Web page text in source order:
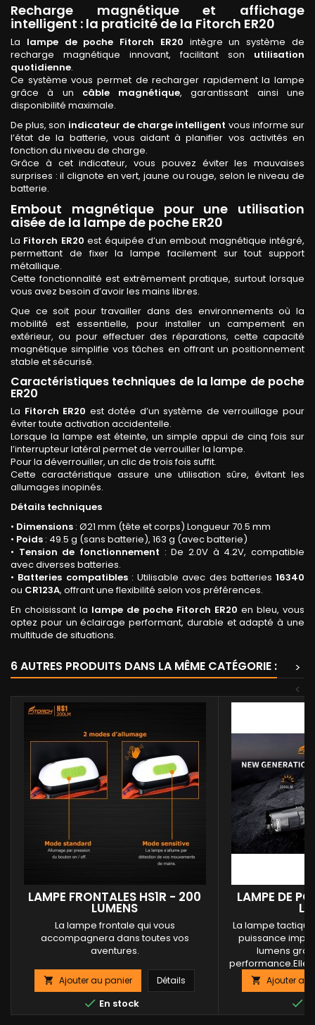
Recharge magnétique et affichage
intelligent : la praticité de la Fitorch ER20
La lampe de poche Fitorch ER20 intègre un système de
recharge magnétique innovant, facilitant son utilisation
quotidienne.
Ce système vous permet de recharger rapidement la lampe
grâce à un câble magnétique, garantissant ainsi une
disponibilité maximale.
De plus, son indicateur de charge intelligent vous informe sur
l’état de la batterie, vous aidant à planifier vos activités en
fonction du niveau de charge.
Grâce à cet indicateur, vous pouvez éviter les mauvaises
surprises : il clignote en vert, jaune ou rouge, selon le niveau de
batterie.
Embout magnétique pour une utilisation
aisée de la lampe de poche ER20
La Fitorch ER20 est équipée d’un embout magnétique intégré,
permettant de fixer la lampe facilement sur tout support
métallique.
Cette fonctionnalité est extrêmement pratique, surtout lorsque
vous avez besoin d’avoir les mains libres.
Que ce soit pour travailler dans des environnements où la
mobilité est essentielle, pour installer un campement en
extérieur, ou pour effectuer des réparations, cette capacité
magnétique simplifie vos tâches en offrant un positionnement
stable et sécurisé.
Caractéristiques techniques de la lampe de poche
ER20
La Fitorch ER20 est dotée d’un système de verrouillage pour
éviter toute activation accidentelle.
Lorsque la lampe est éteinte, un simple appui de cinq fois sur
l’interrupteur latéral permet de verrouiller la lampe.
Pour la déverrouiller, un clic de trois fois suffit.
Cette caractéristique assure une utilisation sûre, évitant les
allumages inopinés.
Détails techniques
• Dimensions : Ø21 mm (tête et corps) Longueur 70.5 mm
• Poids : 49.5 g (sans batterie), 163 g (avec batterie)
• Tension de fonctionnement : De 2.0V à 4.2V, compatible
avec diverses batteries.
• Batteries compatibles: Utilisable avec des batteries 16340
ou CR123A, offrant une flexibilité selon vos préférences.
En choisissant la lampe de poche Fitorch ER20 en bleu, vous
optez pour un éclairage performant, durable et adapté à une
multitude de situations.
6 AUTRES PRODUITS DANS LA MÊME CATÉGORIE :
>
<
LAMPE FRONTALES HS1R - 200
LUMENS
La lampe frontale qui vous
accompagnera dans toutes vos
aventures.
 Ajouter au panier Détails
 En stock
LAMPE DE
La lampe
puissance
lumens
performance.Elle
rechargeable
batterie intuitif
pour la charge
batterie
 Ajouter au
